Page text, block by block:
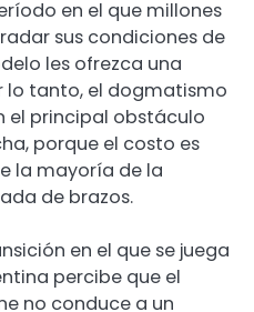
en el que millones
sus condiciones de
les ofrezca una
lo tanto, el dogmatismo
el principal obstáculo
porque el costo es
la mayoría de la
de brazos.
en el que se juega
percibe que el
no conduce a un